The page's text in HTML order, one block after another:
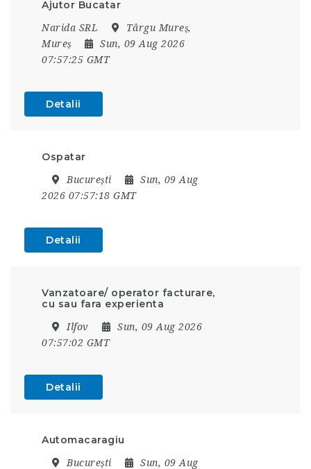
Ajutor Bucatar
Narida SRL
Târgu Mureș,
Mureș
Sun, 09 Aug 2026
07:57:25 GMT
Detalii
Ospatar
București
Sun, 09 Aug
2026 07:57:18 GMT
Detalii
Vanzatoare/ operator facturare,
cu sau fara experienta
Ilfov
Sun, 09 Aug 2026
07:57:02 GMT
Detalii
Automacaragiu
București
Sun, 09 Aug